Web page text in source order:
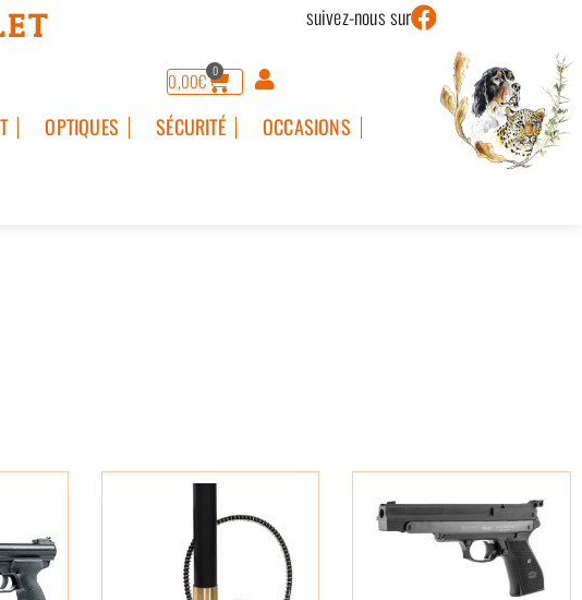
suivez-nous sur
0,00€ 0
OPTIQUES SÉCURITÉ OCCASIONS